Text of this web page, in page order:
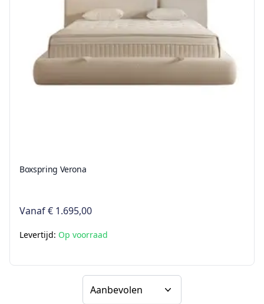
Boxspring Verona
Vanaf€ 1.695,00
Levertijd: Op voorraad
Sorteer op